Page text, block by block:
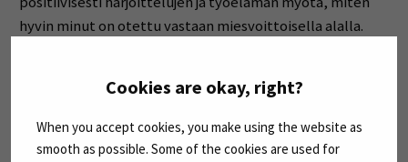
Cookies are okay, right?
When you accept cookies, you make using the website as
smooth as possible. Some of the cookies are used for
hyvin minut on otettu vastaan miesvoittoisella alalla.